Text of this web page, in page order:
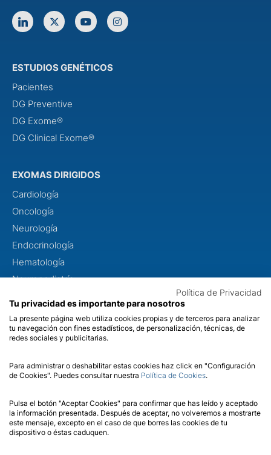
ESTUDIOS GENÉTICOS
Pacientes
DG Preventive
DG Exome®
DG Clinical Exome®
EXOMAS DIRIGIDOS
Cardiología
Oncología
Neurología
Endocrinología
Hematología
Neuropediatría
Metabolopatías
Otorrinolaringología
Sobre nosotros
Calidad
Contacto
Política de Privacidad
Tu privacidad es importante para nosotros
La presente página web utiliza cookies propias y de terceros para analizar
tu navegación con fines estadísticos, de personalización, técnicas, de
redes sociales y publicitarias.
Para administrar o deshabilitar estas cookies haz click en "Configuración
de Cookies". Puedes consultar nuestra Política de Cookies.
Pulsa el botón "Aceptar Cookies" para confirmar que has leído y aceptado
la información presentada. Después de aceptar, no volveremos a mostrarte
este mensaje, excepto en el caso de que borres las cookies de tu
dispositivo o éstas caduquen.